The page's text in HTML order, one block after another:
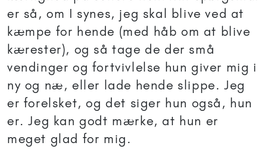
er så, om I synes, jeg skal blive ved at
kæmpe for hende (med håb om at blive
kærester), og så tage de der små
vendinger og fortvivlelse hun giver mig i
ny og næ, eller lade hende slippe. Jeg
er forelsket, og det siger hun også, hun
er. Jeg kan godt mærke, at hun er
meget glad for mig.